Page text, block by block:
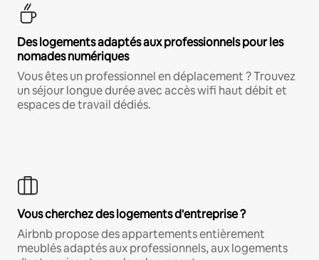
Des logements adaptés aux professionnels pour les
nomades numériques
Vous êtes un professionnel en déplacement ? Trouvez
un séjour longue durée avec accès wifi haut débit et
espaces de travail dédiés.
Vous cherchez des logements d'entreprise ?
Airbnb propose des appartements entièrement
meublés adaptés aux professionnels, aux logements